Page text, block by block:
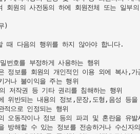
회원의 사전동의 하에 회원전체 또는 일부
)
때 다음의 행위를 하지 않아야 합니다.
호를 부정하게 사용하는 행위
정보를 회원의 개인적인 이용 외에 복사,
거나 불이익을 주는 행위
저작권 등 기타 권리를 침해하는 행위
위반되는 내용의 정보,문장,도형,음성 등을
으로 인정되는 행위
오동작이나 정보 등의 파괴 및 혼란을 유발
방해할 수 있는 정보를 전송하거나 수신자